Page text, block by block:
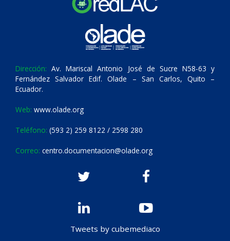
Dirección: Av. Mariscal Antonio José de Sucre N58-63 y
Fernández Salvador Edif. Olade – San Carlos, Quito –
Ecuador.
Web: www.olade.org
Teléfono: (593 2) 259 8122 / 2598 280
Correo: centro.documentacion@olade.org
Tweets by cubemediaco